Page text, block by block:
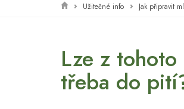
Užitečné info Jak připravit
Lze z
třeba do